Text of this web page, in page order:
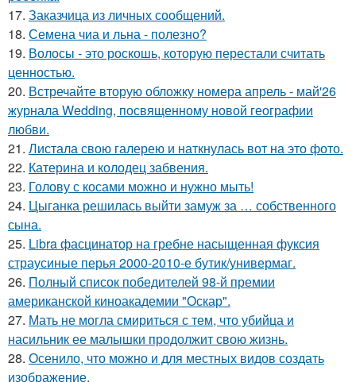
17. Заказчица из личных сообщений.
18. Семена чиа и льна - полезно?
19. Волосы - это роскошь, которую перестали считать
ценностью.
20. Встречайте вторую обложку номера апрель - май'26
журнала Wedding, посвященному новой географии
любви.
21. Листала свою галерею и наткнулась вот на это фото.
22. Катерина и колодец забвения.
23. Голову с косами можно и нужно мыть!
24. Цыганка решилась выйти замуж за … собственного
сына.
25. Libra фасцинатор на гребне насыщенная фуксия
страусиные перья 2000-2010-е бутик/универмаг.
26. Полный список победителей 98-й премии
американской киноакадемии "Оскар".
27. Мать не могла смириться с тем, что убийца и
насильник ее малышки продолжит свою жизнь.
28. Осенило, что можно и для местных видов создать
изображение.